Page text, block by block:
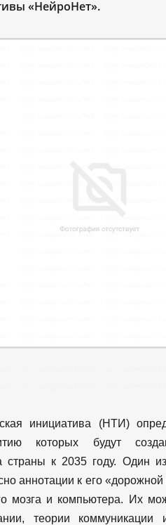
«НейроНет».
инициатива (НТИ)
которых будут
страны к 2035 году. Один
аннотации к его «дорожной
мозга и компьютера. Их
теории